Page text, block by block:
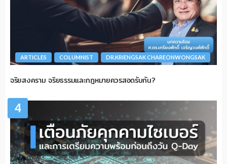
ARTICLES COLUMNIST DR.KRIENGSAK CHAREONWONGSAK
จริยสงคราม จริยธรรมและกฎหมายควรสอดรับกัน?
4